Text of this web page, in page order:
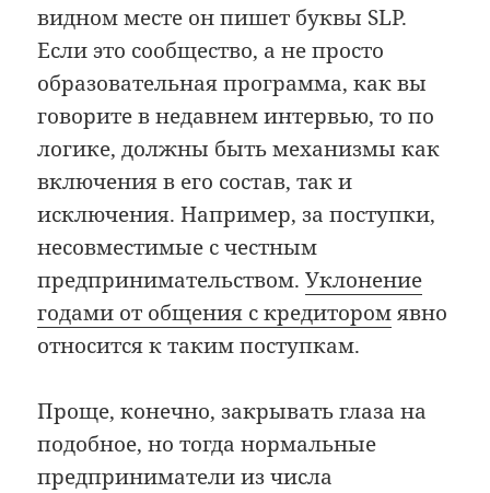
видном месте он пишет буквы SLP.
Если это сообщество, а не просто
образовательная программа, как вы
говорите в недавнем интервью, то по
логике, должны быть механизмы как
включения в его состав, так и
исключения. Например, за поступки,
несовместимые с честным
предпринимательством.Уклонение
годами от общения с кредиторомявно
относится к таким поступкам.
Проще, конечно, закрывать глаза на
подобное, но тогда нормальные
предприниматели из числа